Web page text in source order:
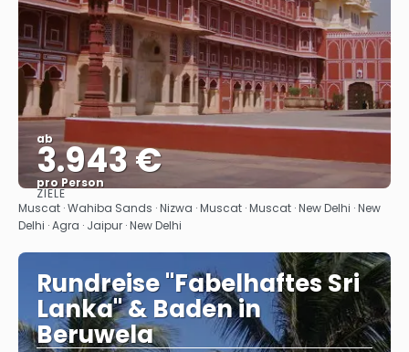
ab
3.943 €
pro Person
Sehen
ZIELE
Muscat · Wahiba Sands · Nizwa · Muscat · Muscat · New Delhi · New
Delhi · Agra · Jaipur · New Delhi
Rundreise "Fabelhaftes Sri
Lanka" & Baden in
Beruwela